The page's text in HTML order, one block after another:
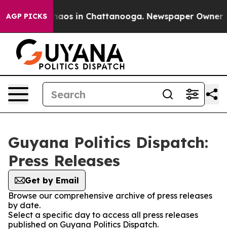
AGP PICKSChaos in Chattanooga. Newspaper Owner
Guyana Politics Dispatch:
Press Releases
Get by Email
Browse our comprehensive archive of press releases
by date.
Select a specific day to access all press releases
published on Guyana Politics Dispatch.